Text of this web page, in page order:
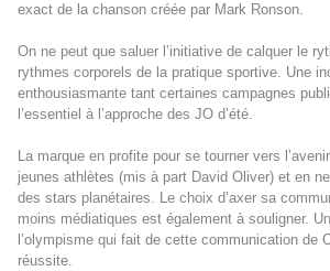
exact de la chanson créée par Mark Ronson.
On ne peut que saluer l’initiative de calquer le
rythmes corporels de la pratique sportive. Une
enthousiasmante tant certaines campagnes
l’essentiel à l’approche des JO d’été.
La marque en profite pour se tourner vers
jeunes athlètes (mis à part David Oliver) et en
des stars planétaires. Le choix d’axer sa
moins médiatiques est également à souligner.
l’olympisme qui fait de cette communication de
réussite.